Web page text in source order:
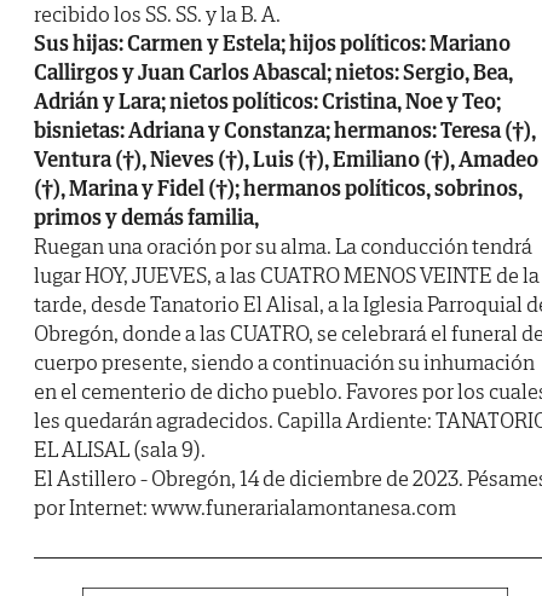
recibido los SS. SS. y la B. A.
Sus hijas: Carmen y Estela; hijos políticos: Mariano
Callirgos y Juan Carlos Abascal; nietos: Sergio, Bea,
Adrián y Lara; nietos políticos: Cristina, Noe y Teo;
bisnietas: Adriana y Constanza; hermanos: Teresa (†),
Ventura (†), Nieves (†), Luis (†), Emiliano (†), Amadeo
(†), Marina y Fidel (†); hermanos políticos, sobrinos,
primos y demás familia,
Ruegan una oración por su alma. La conducción tendrá
lugar HOY, JUEVES, a las CUATRO MENOS VEINTE de la
tarde, desde Tanatorio El Alisal, a la Iglesia Parroquial
Obregón, donde a las CUATRO, se celebrará el funeral
cuerpo presente, siendo a continuación su inhumación
en el cementerio de dicho pueblo. Favores por los
les quedarán agradecidos. Capilla Ardiente:
EL ALISAL (sala 9).
El Astillero - Obregón, 14 de diciembre de 2023.
por Internet: www.funerarialamontanesa.com